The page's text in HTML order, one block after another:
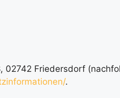
02742 Friedersdorf
.